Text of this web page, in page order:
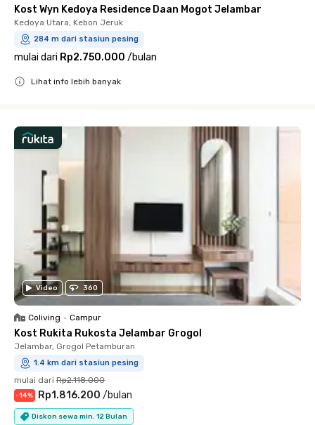
Kost Wyn Kedoya Residence Daan Mogot Jelambar
Kedoya Utara, Kebon Jeruk
284 m dari stasiun pesing
mulai dari Rp2.750.000 /bulan
Lihat info lebih banyak
Video 360
Coliving • Campur
Kost Rukita Rukosta Jelambar Grogol
Jelambar, Grogol Petamburan
1.4 km dari stasiun pesing
mulai dari Rp2.118.000
-14% Rp1.816.200 /bulan
Diskon sewa min. 12 Bulan